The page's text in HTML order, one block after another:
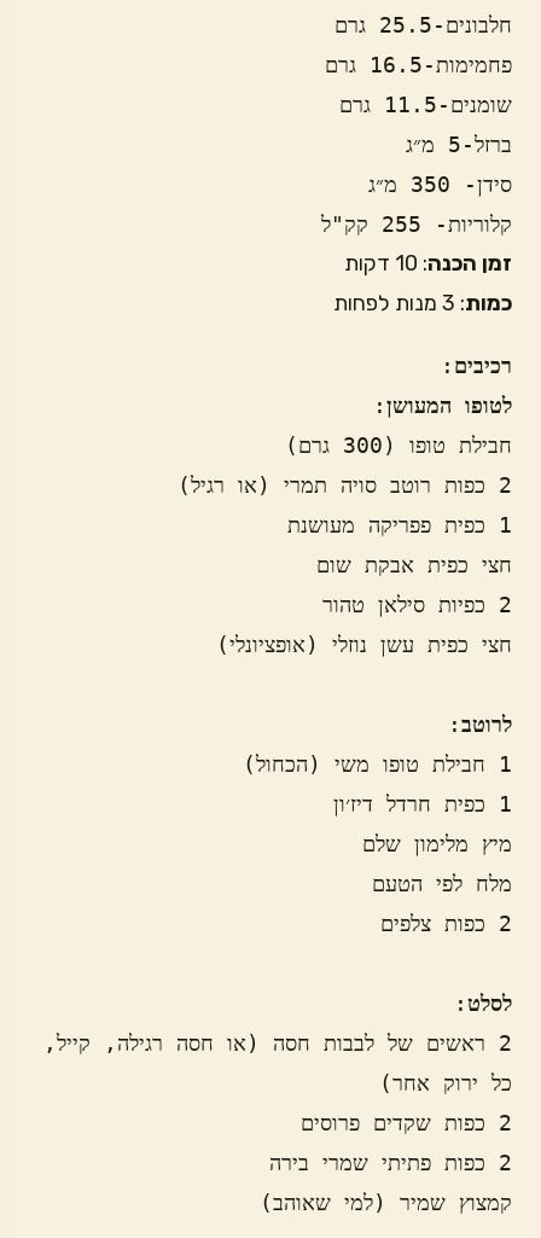
חלבונים-25.5 גרם
פחמימות-16.5 גרם
שומנים-11.5 גרם
ברזל-5 מ״ג
סידן- 350 מ״ג
קלוריות- 255 קק"ל
זמן הכנה: 10 דקות
כמות: 3 מנות לפחות
רכיבים :
לטופו המעושן
לרוטב
לסלט
קמצוץ שמיר (למי שאוהב)